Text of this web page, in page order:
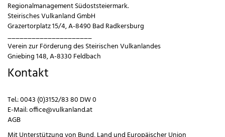
Regionalmanagement Südoststeiermark.
Steirisches Vulkanland GmbH
Grazertorplatz 15/4, A-8490 Bad Radkersburg
_____________________
Verein zur Förderung des Steirischen Vulkanlandes
Gniebing 148, A-8330 Feldbach
Kontakt
Tel.:0043 (0)3152/83 80 DW 0
E-Mail:office@vulkanland.at
AGB